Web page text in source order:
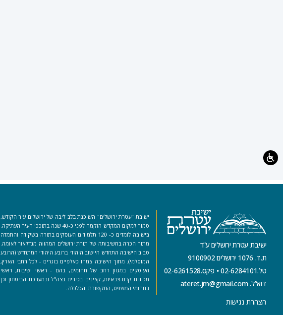
ישיבת עטרת ירושלים ע”ר
ת.ד. 1076 ירושלים 9100902
טל.02-6284101
• פקס.02-6261528
דוא”ל. ateret.jm@gmail.com
ישיבת "עטרת ירושלים" השוכנת בלב ליבה של ירושלים עיר הקודש,
סמוך למקום המקדש הוקמה לפני כ-40 שנה בתוככי העיר העתיקה.
בישיבה לומדים כ- 120 תלמידים העוסקים בתורה בשקידה והתמדה
מתוך הכרה בחשיבותה של תורת ירושלים המהווה מגדלאור לאומה.
סביב הישיבה התחדש היישוב היהודי ברובע היהודי המתחדש (הרובע
המוסלמי). מתוך הישיבה צמחו כאלפיים בוגרים - לכל רחבי הארץ,
העוסקים במגוון רחב של תחומים, בהם - ראשי ישיבות, ראשי
מכינות קדם-צבאיות, קצינים בכירים בצה"ל ובמערכת הביטחון וכן
בתחומי המשפט, התקשורת והכלכלה.
הצהרת נגישות